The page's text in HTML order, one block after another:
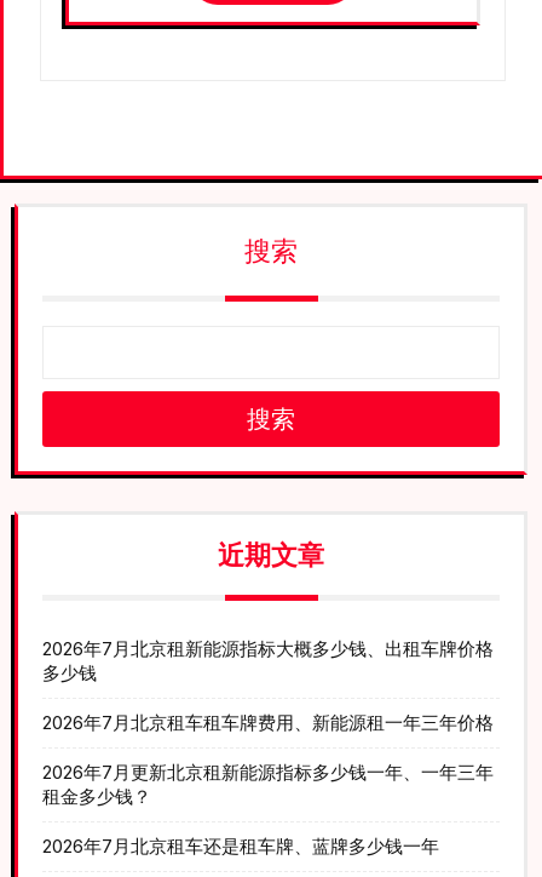
搜索
搜索
近期文章
2026年7月北京租新能源指标大概多少钱、出租车牌价格
多少钱
2026年7月北京租车租车牌费用、新能源租一年三年价格
2026年7月更新北京租新能源指标多少钱一年、一年三年
租金多少钱？
2026年7月北京租车还是租车牌、蓝牌多少钱一年